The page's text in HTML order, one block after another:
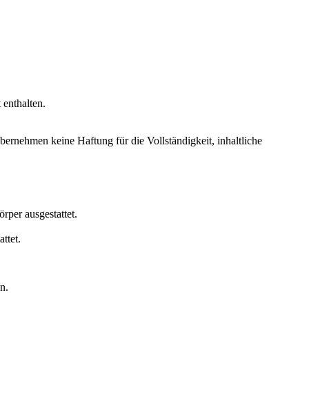
keine Haftung für die Vollständigkeit, inhaltliche
ausgestattet.